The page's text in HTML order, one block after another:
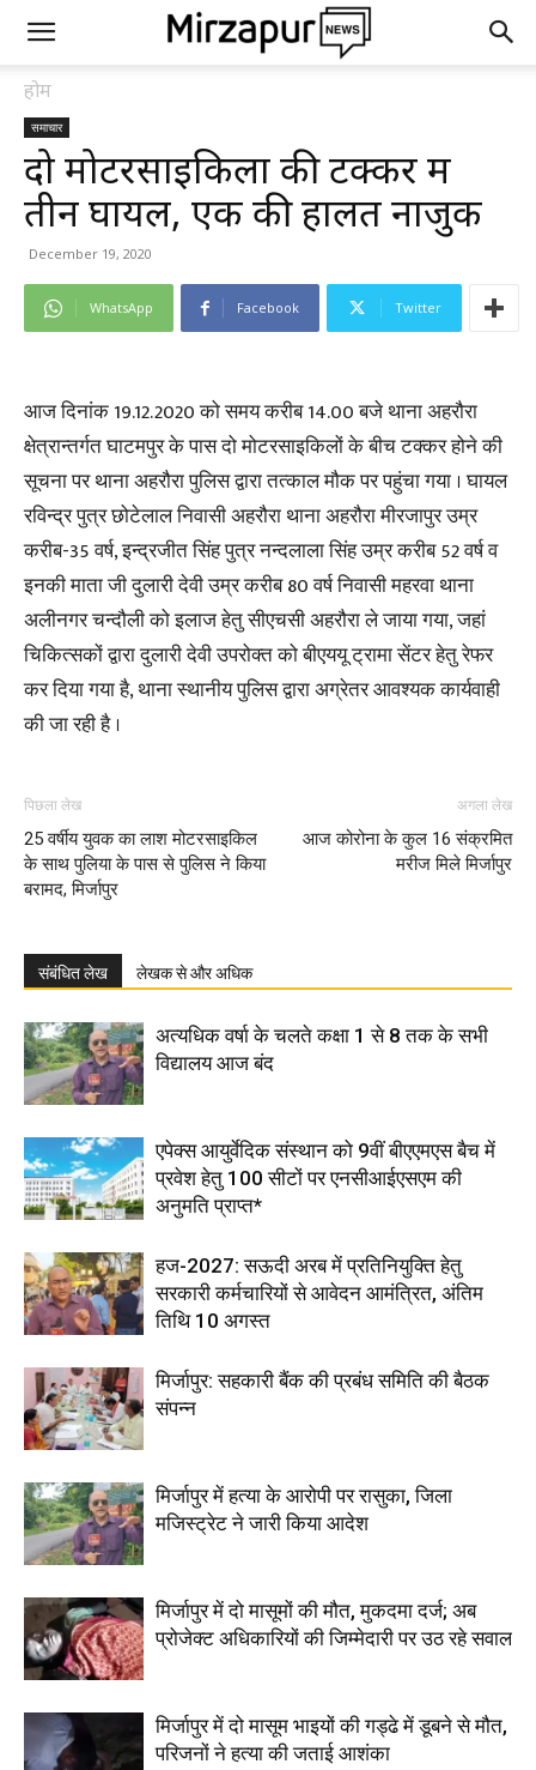
होम
समाचार
दो मोटरसाइकिलों की टक्कर में
तीन घायल, एक की हालत नाजुक
December 19, 2020
WhatsApp Facebook Twitter
आज दिनांक 19.12.2020 को समय करीब 14.00 बजे थाना अहरौरा
क्षेत्रान्तर्गत घाटमपुर के पास दो मोटरसाइकिलों के बीच टक्कर होने की
सूचना पर थाना अहरौरा पुलिस द्वारा तत्काल मौक पर पहुंचा गया । घायल
रविन्द्र पुत्र छोटेलाल निवासी अहरौरा थाना अहरौरा मीरजापुर उम्र
करीब-35 वर्ष, इन्द्रजीत सिंह पुत्र नन्दलाला सिंह उम्र करीब 52 वर्ष व
इनकी माता जी दुलारी देवी उम्र करीब 80 वर्ष निवासी महरवा थाना
अलीनगर चन्दौली को इलाज हेतु सीएचसी अहरौरा ले जाया गया, जहां
चिकित्सकों द्वारा दुलारी देवी उपरोक्त को बीएययू ट्रामा सेंटर हेतु रेफर
कर दिया गया है, थाना स्थानीय पुलिस द्वारा अग्रेतर आवश्यक कार्यवाही
की जा रही है ।
पिछला लेख
25 वर्षीय युवक का लाश मोटरसाइकिल
के साथ पुलिया के पास से पुलिस ने किया
बरामद, मिर्जापुर
अगला लेख
आज कोरोना के कुल 16 संक्रमित
मरीज मिले मिर्जापुर
संबंधित लेख लेखक से और अधिक
अत्यधिक वर्षा के चलते कक्षा 1 से 8 तक के सभी
विद्यालय आज बंद
एपेक्स आयुर्वेदिक संस्थान को 9वीं बीएएमएस बैच में
प्रवेश हेतु 100 सीटों पर एनसीआईएसएम की
अनुमति प्राप्त*
हज-2027: सऊदी अरब में प्रतिनियुक्ति हेतु
सरकारी कर्मचारियों से आवेदन आमंत्रित, अंतिम
तिथि 10 अगस्त
मिर्जापुर: सहकारी बैंक की प्रबंध समिति की बैठक
संपन्न
मिर्जापुर में हत्या के आरोपी पर रासुका, जिला
मजिस्ट्रेट ने जारी किया आदेश
मिर्जापुर में दो मासूमों की मौत, मुकदमा दर्ज; अब
प्रोजेक्ट अधिकारियों की जिम्मेदारी पर उठ रहे सवाल
मिर्जापुर में दो मासूम भाइयों की गड्ढे में डूबने से मौत,
परिजनों ने हत्या की जताई आशंका